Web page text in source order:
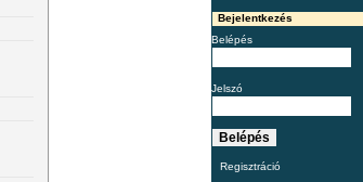
Bejelentkezés
Belépés
Jelszó
Regisztráció